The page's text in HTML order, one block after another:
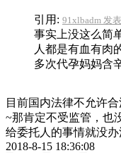
引用: 91xlbadm 发
事实上没这么简
人都是有血有肉
多次代孕妈妈含
目前国内法律不允许
~那肯定不受监管，也
给委托人的事情就没办
2018-8-15 18:36:08